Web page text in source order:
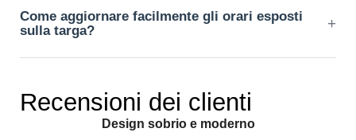
abrasivi. Per metalli lucidi è meglio usare panni specifici anti-
alone.
Come aggiornare facilmente gli orari esposti
sulla targa?
+
coordinata. In alternativa, aggiorniamo la grafica e
ristampiamo la placca mantenendo lo stesso formato e
Recensioni dei clienti
Design sobrio e moderno